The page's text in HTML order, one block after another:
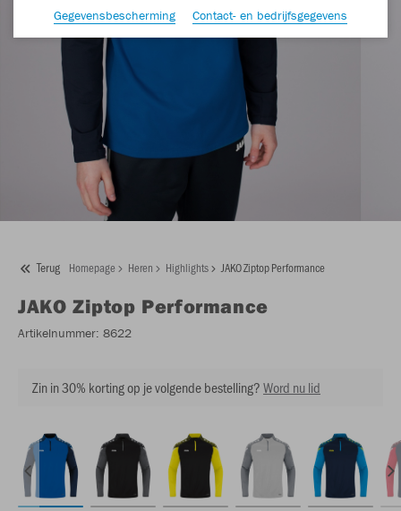
Terug Homepage Heren Highlights JAKO Ziptop Performance
JAKO Ziptop Performance
Artikelnummer: 8622
Zin in 30% korting op je volgende bestelling?Word nu lid
Gegevensbescherming
Contact- en bedrijfsgegevens